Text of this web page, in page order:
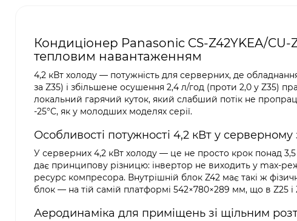
Кондиціонер Panasonic CS-Z42YKEA/
тепловим навантаженням
4,2 кВт холоду — потужність для серверних, де
за Z35) і збільшене осушення 2,4 л/год (проти 2,0 у Z35)
локальний гарячий куток, який слабший потік не
-25°C, як у молодших моделях серії.
Особливості потужності 4,2 кВт у серверному
У серверних 4,2 кВт холоду — це не просто крок понад 3,5
дає принципову різницю: інвертор не виходить у max-
ресурс компресора. Внутрішній блок Z42 має такі ж
блок — на тій самій платформі 542×780×289 мм, що в Z25 і
Аеродинаміка для приміщень зі щільним